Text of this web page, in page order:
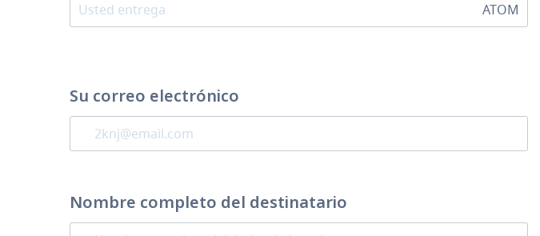
ATOM
Su correo electrónico
Nombre completo del destinatario